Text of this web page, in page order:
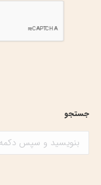
جستجو
جستجو: